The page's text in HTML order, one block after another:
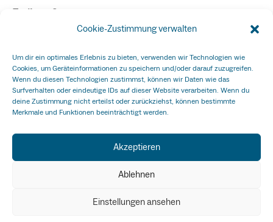
Cookie-Zustimmung verwalten
Um dir ein optimales Erlebnis zu bieten, verwenden wir Technologien wie
Cookies, um Geräteinformationen zu speichern und/oder darauf zuzugreifen.
Wenn du diesen Technologien zustimmst, können wir Daten wie das
Surfverhalten oder eindeutige IDs auf dieser Website verarbeiten. Wenn du
deine Zustimmung nicht erteilst oder zurückziehst, können bestimmte
Merkmale und Funktionen beeinträchtigt werden.
Akzeptieren
Ablehnen
Einstellungen ansehen
Ein Problem aus dem Alltag hat dich auf eine
Geschäftsidee gebracht? Oder beschäftigen dich die
Ergebnisse deiner Bachelor-, Masterarbeit oder
Promotion so sehr, dass du überzeugt bist, daraus
„Pfiffikus“ Gründerideenpreis
Zusammen mit den Fakultäten und dem